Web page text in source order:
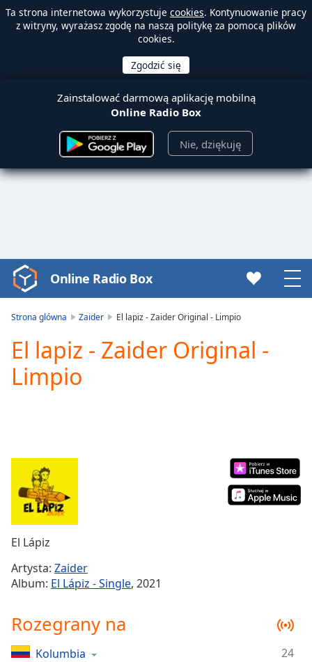
Ta strona internetowa wykorzystuje cookies. Kontynuowanie pracy
z witryny, wyrażasz zgodę na naszą politykę za pomocą plików
cookies.
Zainstalować darmową aplikację mobilną
Online Radio Box
Nie, dziękuję
Video
Player
Play
Video
Current
0:00
Duration-:-
Loaded:
Stream
TypeLIVE
Seek to
live,
liveLIVE
Remaining
Time-
Online Radio Box
Strona glówna Zaider El lapiz - Zaider Original - Limpio
El lapiz - Zaider Original -
Limpio
El Lápiz
Artysta: Zaider
Album: El Lápiz - Single, 2021
Rozegrany na
Kolumbia 24